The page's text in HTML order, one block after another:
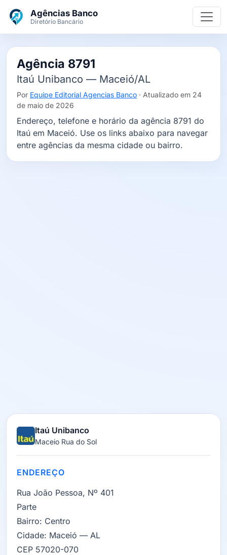
Agências Banco
Diretório Bancário
Agência 8791
Itaú Unibanco — Maceió/AL
Por Equipe Editorial Agencias Banco · Atualizado em 24
de maio de 2026
Endereço, telefone e horário da agência 8791 do
Itaú em Maceió. Use os links abaixo para navegar
entre agências da mesma cidade ou bairro.
Itaú Unibanco
Maceio Rua do Sol
ENDEREÇO
Rua João Pessoa, Nº 401
Parte
Bairro: Centro
Cidade: Maceió — AL
CEP 57020-070